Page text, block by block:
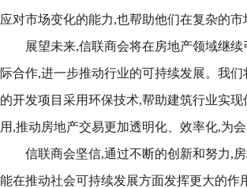
应对市场变化的能力,也帮助他们在复杂的
展望未来,信联商会将在房地产领域继
际合作,进一步推动行业的可持续发展。我
的开发项目采用环保技术,帮助建筑行业实
用,推动房地产交易更加透明化、效率化,为
信联商会坚信,通过不断的创新和努力,
能在推动社会可持续发展方面发挥更大的